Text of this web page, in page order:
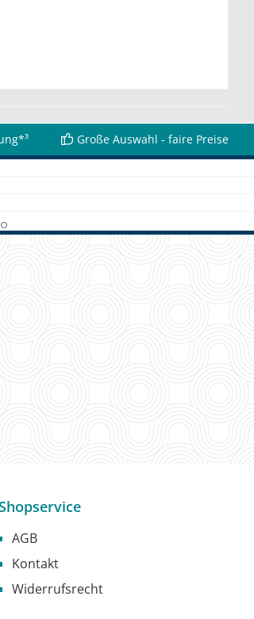
Große Auswahl - faire Preise
AGB
Kontakt
Widerrufsrecht